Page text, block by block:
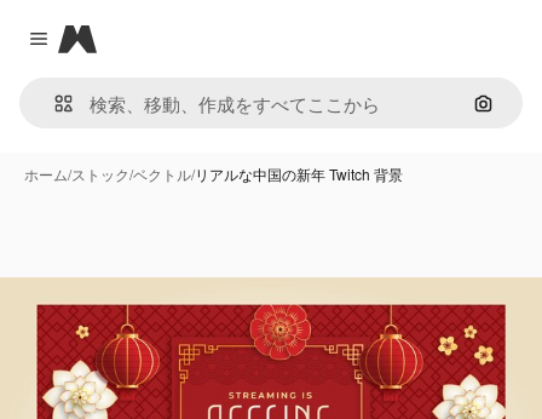
Close menu
Magnific
画像で
ホーム/ストック/ベクトル/リアルな中国の新年 Twitch 背景